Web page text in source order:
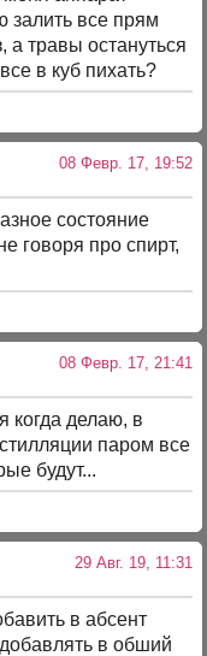
залить все прям
а травы остануться
в куб пихать?
08 Февр. 17, 19:52
состояние
говоря про спирт,
08 Февр. 17, 21:41
когда делаю, в
паром все
будут...
29 Авг. 19, 11:31
в абсент
в обший